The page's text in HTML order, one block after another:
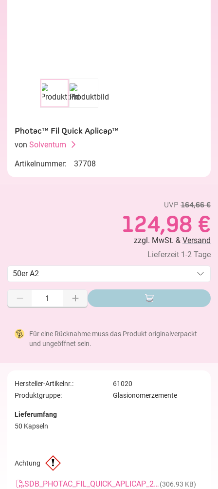
Photac™ Fil Quick Aplicap™
von Solventum
Artikelnummer: 37708
UVP 164,66 €
124,98 €
zzgl. MwSt. & Versand
Lieferzeit 1-2 Tage
50er A2
Für eine Rücknahme muss das Produkt originalverpackt
und ungeöffnet sein.
Hersteller-Artikelnr.:
61020
Produktgruppe:
Glasionomerzemente
Lieferumfang
50 Kapseln
Achtung
SDB_PHOTAC_FIL_QUICK_APLICAP_20200727_DE(306.93 KB)